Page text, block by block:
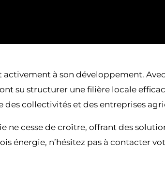
à son développement.
su structurer une filière locale
collectivités et des entreprises
ne cesse de croître, offrant des
énergie, n’hésitez pas à contacter